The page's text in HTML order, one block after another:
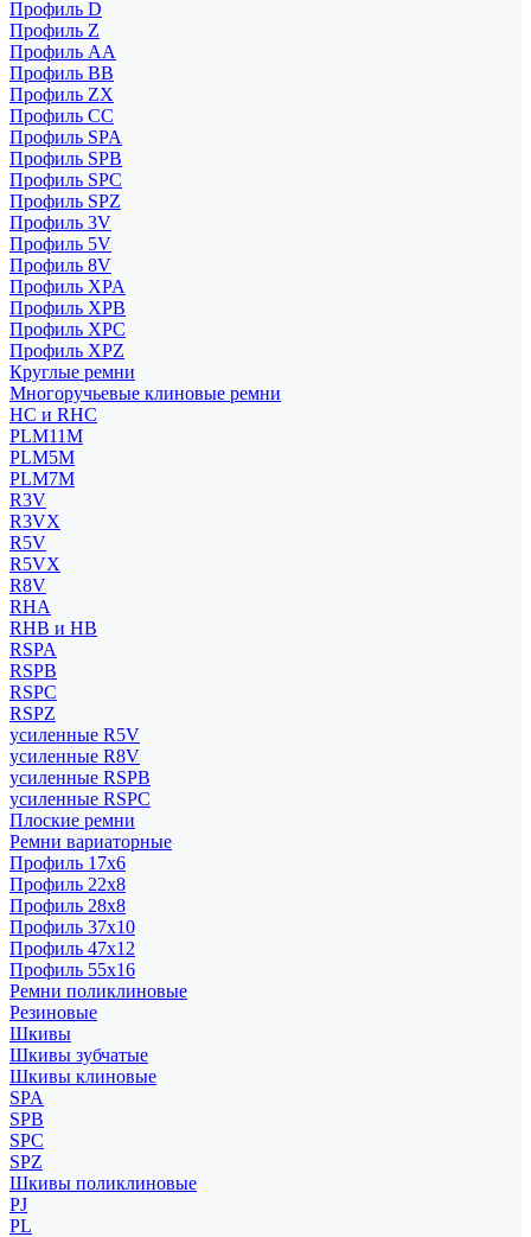
Профиль D
Профиль Z
Профиль АА
Профиль BB
Профиль ZX
Профиль CC
Профиль SPA
Профиль SPB
Профиль SPC
Профиль SPZ
Профиль 3V
Профиль 5V
Профиль 8V
Профиль XPA
Профиль XPB
Профиль XPC
Профиль XPZ
Круглые ремни
Многоручьевые клиновые ремни
HC и RHC
PLM11M
PLM5M
PLM7M
R3V
R3VX
R5V
R5VX
R8V
RHA
RHB и HB
RSPA
RSPB
RSPC
RSPZ
усиленные R5V
усиленные R8V
усиленные RSPB
усиленные RSPC
Плоские ремни
Ремни вариаторные
Профиль 17x6
Профиль 22x8
Профиль 28x8
Профиль 37x10
Профиль 47x12
Профиль 55x16
Ремни поликлиновые
Резиновые
Шкивы
Шкивы зубчатые
Шкивы клиновые
SPA
SPB
SPC
SPZ
Шкивы поликлиновые
PJ
PL